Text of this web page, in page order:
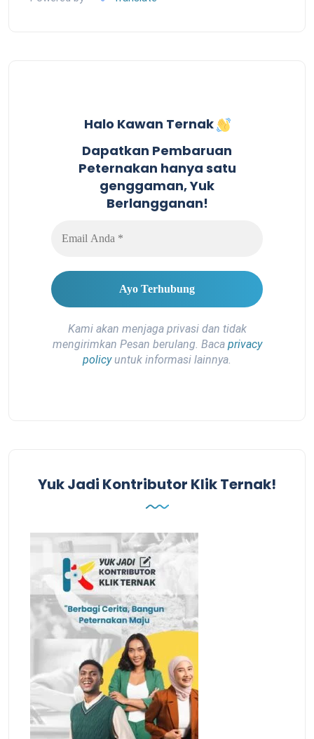
Halo Kawan Ternak
Dapatkan Pembaruan
Peternakan hanya satu
genggaman, Yuk
Berlangganan!
Kami akan menjaga privasi dan tidak
mengirimkan Pesan berulang. Baca privacy
policyuntuk informasi lainnya.
Yuk Jadi Kontributor Klik Ternak!